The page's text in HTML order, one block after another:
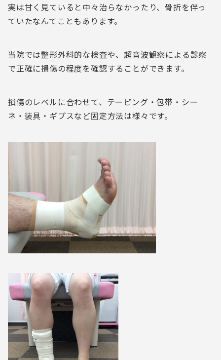
実は甘く見ていると中々治らなかったり、骨折を伴っ
ていたなんてこともあります。
当院では整形外科的な検査や、超音波観察による診察
で正確に損傷の程度を確認することができます。
損傷のレベルに合わせて、テーピング・包帯・シー
ネ・装具・ギプスなど固定方法は様々です。